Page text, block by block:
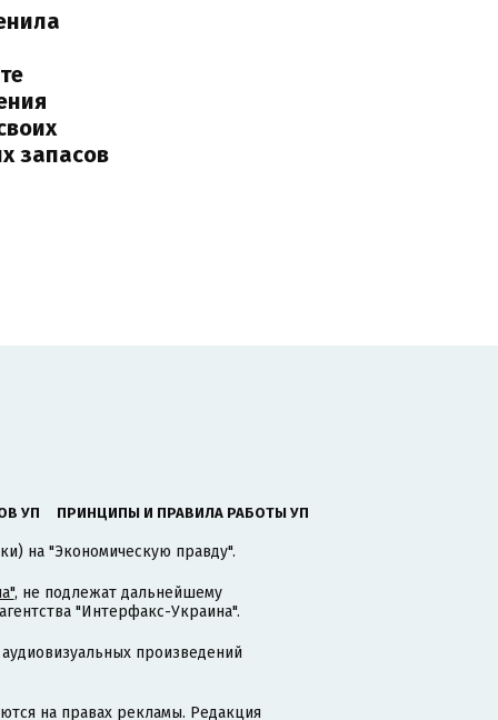
запасов
УП ПРИНЦИПЫ И ПРАВИЛА РАБОТЫ УП
на "Экономическую правду".
, не подлежат дальнейшему
"Интерфакс-Украина".
произведений
на правах рекламы. Редакция